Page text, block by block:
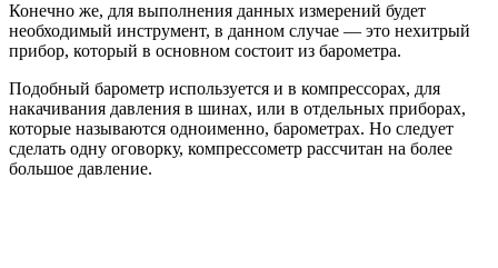
Конечно же, для выполнения данных измерений будет
необходимый инструмент, в данном случае — это нехитрый
прибор, который в основном состоит из барометра.
Подобный барометр используется и в компрессорах, для
накачивания давления в шинах, или в отдельных приборах,
которые называются одноименно, барометрах. Но следует
сделать одну оговорку, компрессометр рассчитан на более
большое давление.